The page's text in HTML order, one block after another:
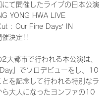
て開催したライブの日本公演
YONG HWA LIVE
: Our Fine Days‘ IN
催決定!!
大都市で行われる本公演は、
』でソロデビューをし、10
とを記念して行われる特別なラ
ら大人になったヨンファの10